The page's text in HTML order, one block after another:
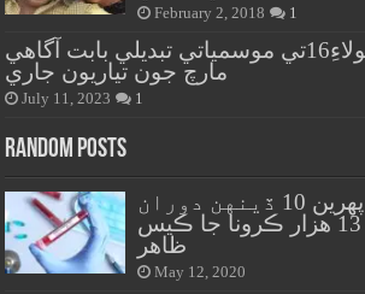
February 2, 2018 1
ڪراچي ۾ جولاءِ16تي موسمياتي تبديلي بابت آگاهي
مارچ جون تياريون جاري
July 11, 2023 1
Random Posts
مئي مهيني جي پهرين 10 ڏينهن دوران
پاڪستان ۾ 13 هزار ڪرونا جا ڪيس
ظاهر
May 12, 2020